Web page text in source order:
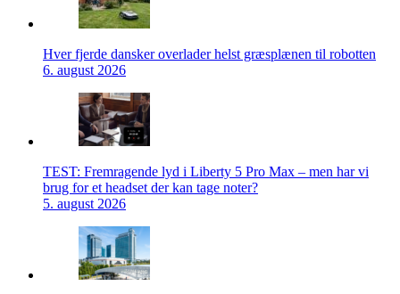
Hver fjerde dansker overlader helst græsplænen til robotten
6. august 2026
TEST: Fremragende lyd i Liberty 5 Pro Max – men har vi
brug for et headset der kan tage noter?
5. august 2026